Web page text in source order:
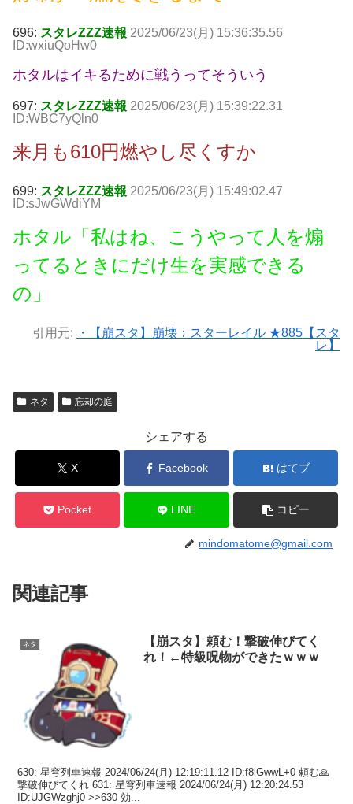
696: スタレZZZ速報 2025/06/23(月) 15:36:35.56
ID:wxiuQoHw0
ホタルはイキるために戦うってそういう
697: スタレZZZ速報 2025/06/23(月) 15:39:22.31
ID:WBC7yQln0
来月も610円燃やし尽くすか
699: スタレZZZ速報 2025/06/23(月) 15:49:02.47
ID:sJwGWdiYM
ホタル「私はね、こうやって人を煽
ってるときにだけ生を実感できる
の」
引用元:
・【崩スタ】崩壊：スターレイル ★885【スタ
レ】
ネタ 忘却の庭
シェアする
X Facebook はてブ
Pocket LINE コピー
mindomatome@gmail.com
関連記事
ネタ
【崩スタ】頼む！撃破伸びてく
れ！←特級呪物ができたｗｗｗ
630: 星穹列車速報 2024/06/24(月) 12:19:11.12 ID:f8lGwwL+0 頼む🙏
撃破伸びてくれ 631: 星穹列車速報 2024/06/24(月) 12:20:24.53
ID:UJGWzghj0 >>630 効...